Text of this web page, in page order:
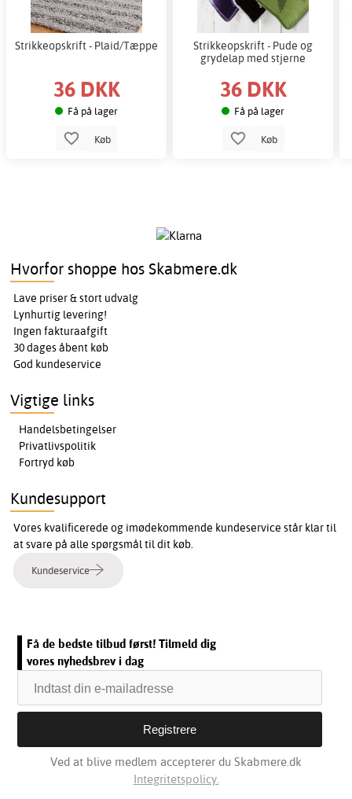
Strikkeopskrift - Plaid/Tæppe
36 DKK
Få på lager
Køb
Strikkeopskrift - Pude og
grydelap med stjerne
36 DKK
Få på lager
Køb
Hvorfor shoppe hos Skabmere.dk
Lave priser & stort udvalg
Lynhurtig levering!
Ingen fakturaafgift
30 dages åbent køb
God kundeservice
Vigtige links
Handelsbetingelser
Privatlivspolitik
Fortryd køb
Kundesupport
Vores kvalificerede og imødekommende kundeservice står klar til
at svare på alle spørgsmål til dit køb.
Kundeservice
Få de bedste tilbud først! Tilmeld dig
vores nyhedsbrev i dag
Ved at blive medlem accepterer du Skabmere.dk
Integritetspolicy.